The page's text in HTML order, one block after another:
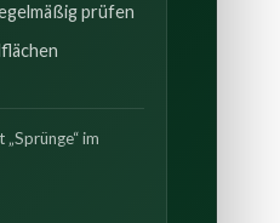
prüfen
im